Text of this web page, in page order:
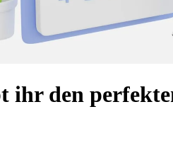
ihr den